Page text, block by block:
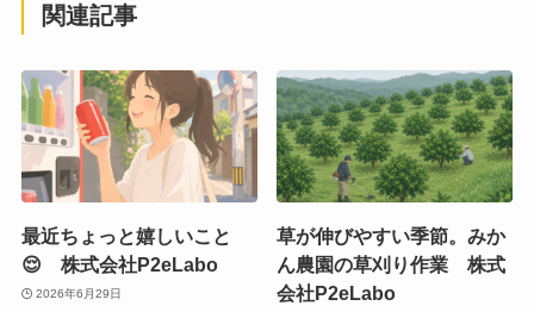
関連記事
最近ちょっと嬉しいこと
😌 株式会社P2eLabo
2026年6月29日
草が伸びやすい季節。みか
ん農園の草刈り作業 株式
会社P2eLabo